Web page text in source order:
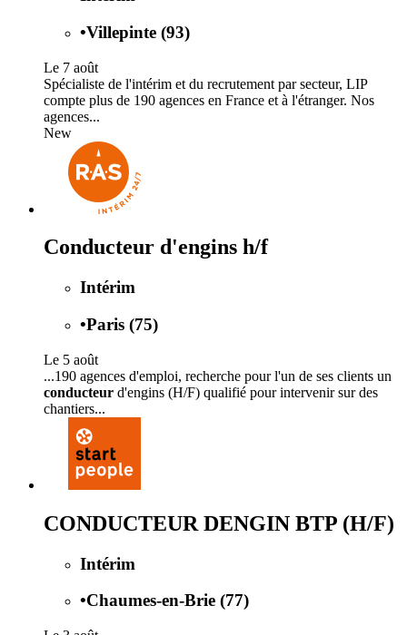
•Villepinte (93)
Le 7 août
Spécialiste de l'intérim et du recrutement par secteur, LIP
compte plus de 190 agences en France et à l'étranger. Nos
agences...
New
Conducteur d'engins h/f
Intérim
•Paris (75)
Le 5 août
...190 agences d'emploi, recherche pour l'un de ses clients un
conducteur d'engins (H/F) qualifié pour intervenir sur des
chantiers...
CONDUCTEUR DENGIN BTP (H/F)
Intérim
•Chaumes-en-Brie (77)